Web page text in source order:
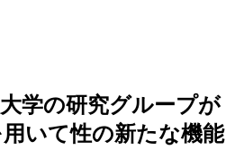
学の研究グループが
いて性の新たな機能